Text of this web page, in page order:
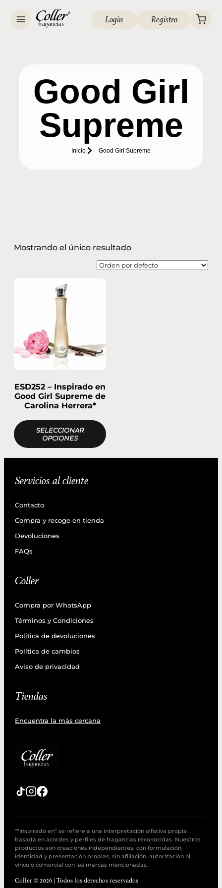
Login Registro
Good Girl
Supreme
Inicio Good Girl Supreme
Mostrando el único resultado
ESD252 – Inspirado en
Good Girl Supreme de
Carolina Herrera*
SELECCIONAR
OPCIONES
Servicios al cliente
Contacto
Compra y recoge en tienda
Devoluciones
FAQs
Coller
Compra por WhatsApp
Términos y Condiciones
Política de devoluciones
Política de cambios
Aviso de privacidad
Tiendas
Encuentra la más cercana
*“Inspirado en” se refiere a una interpretación olfativa propia
basada en acordes y perfiles de fragancias reconocidas. Nuestros
productos son creaciones independientes, con formulación,
identidad y presentación propias, sin afiliación, autorización ni
vínculo comercial con las marcas mencionadas.
Coller © 2026 | Todos los derechos reservados